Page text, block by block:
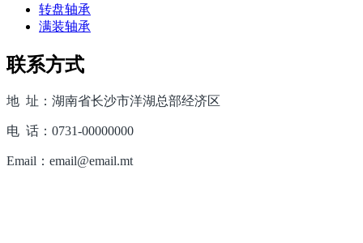
转盘轴承
满装轴承
联系方式
地 址：湖南省长沙市洋湖总部经济区
电 话：0731-00000000
Email：email@email.mt